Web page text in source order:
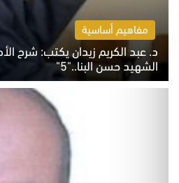
مفاهيم أساسية
د. عبد الكريم زيدان يكتب: شرح
الشهيد حسن البنا.."5"
السبت 8 أغسطس 2026 10:46 ص